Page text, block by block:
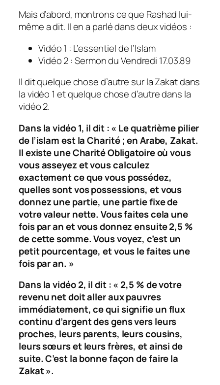
Mais d’abord, montrons ce que Rashad lui-
même a dit. Il en a parlé dans deux vidéos :
Vidéo 1 : L’essentiel de l’Islam
Vidéo 2 : Sermon du Vendredi 17.03.89
Il dit quelque chose d’autre sur la Zakat dans
la vidéo 1 et quelque chose d’autre dans la
vidéo 2.
Dans la vidéo 1, il dit :« Le quatrième pilier
de l’islam est la Charité ; en Arabe, Zakat.
Il existe une Charité Obligatoire où vous
vous asseyez et vous calculez
exactement ce que vous possédez,
quelles sont vos possessions, et vous
donnez une partie, une partie fixe de
votre valeur nette. Vous faites cela une
fois par an et vous donnez ensuite 2,5 %
de cette somme. Vous voyez, c’est un
petit pourcentage, et vous le faites une
fois par an. »
Dans la vidéo 2, il dit :« 2,5 % de votre
revenu net doit aller aux pauvres
immédiatement, ce qui signifie un flux
continu d’argent des gens vers leurs
proches, leurs parents, leurs cousins,
leurs sœurs et leurs frères, et ainsi de
suite. C’est la bonne façon de faire la
Zakat ».